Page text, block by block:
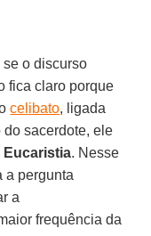
o discurso
fica claro porque
celibato, ligada
do sacerdote, ele
Eucaristia. Nesse
a pergunta
a
frequência da